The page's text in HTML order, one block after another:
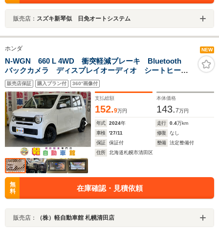
販売店： スズキ新琴似 日免オートシステム
ホンダ NEW
N-WGN 660 L 4WD 衝突軽減ブレーキ Bluetooth
バックカメラ ディスプレイオーディオ シートヒータ
ー 障害物センサー 横滑り防止装置 誤発進抑制装
置 ABS アイドリングSTOP LEDヘッドライト
販売店保証 購入プラン付 360°画像付
支払総額
152.9万円
本体価格
143.7万円
年式 2024年 走行 0.4万km
車検
'27/11 修復
なし
保証
保証付 整備
法定整備付
住所
北海道札幌市清田区
無
料
在庫確認・見積依頼
販売店： （株）軽自動車館 札幌清田店